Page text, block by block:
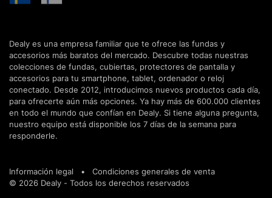
Dealy es una empresa familiar que te ofrece las fundas y
accesorios más baratos del mercado. Descubre todas nuestras
colecciones de fundas, cubiertas, protectores de pantalla y
accesorios para tu smartphone, tablet, ordenador o reloj
conectado. Desde 2012, introducimos nuevos productos cada día,
para ofrecerte aún más opciones. Ya hay más de 600.000 clientes
en todo el mundo que confían en Dealy. Si tiene alguna pregunta,
nuestro equipo está disponible los 7 días de la semana para
responderle.
© 2026 Dealy - Todos los derechos reservados
Información legal • Condiciones generales de venta